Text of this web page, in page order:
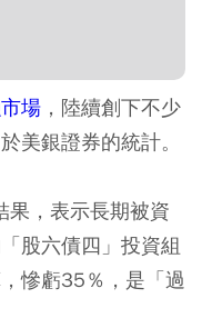
場 ，陸續創下不少
美銀證券的統計。
果，表示長期被資
股六債四」投資組
慘虧35％，是「過